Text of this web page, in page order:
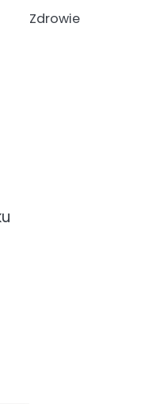
Zdrowie